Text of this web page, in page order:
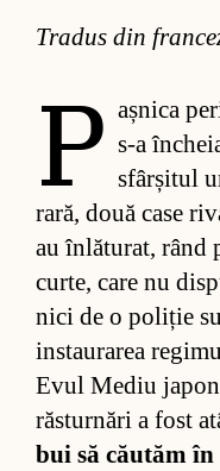
Tra­dus din
P aș­nica
s-a
sfâr­și­tul
ra­ră, două case
au în­lă­tu­rat, rând
cur­te, care nu
nici de o po­li­ție
in­sta­u­ra­rea
Evul Me­diu
răs­tur­nări a fost
bui să că­u­tăm